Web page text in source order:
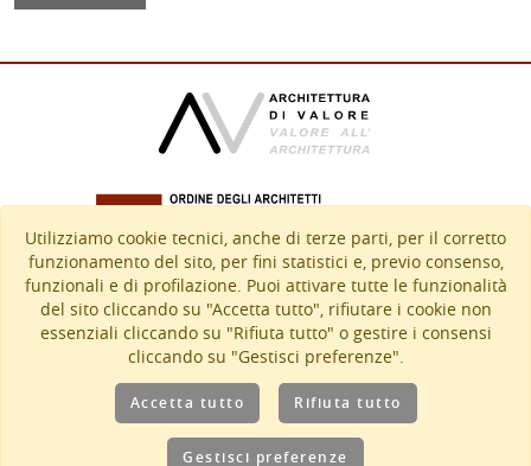
Via Montello, 4 – 61121 PESARO (PU)
Tel:+39 0721 370080
architetti@pesaro.archiworld.it-info@pesaro.archiworld.it
P.E.C.:oappc.pesaro-urbino@archiworldpec.it
Privacy Policy&Cookie Policy(gestisci preferenze
Utilizziamo cookie tecnici, anche di terze parti, per il corretto
funzionamento del sito, per fini statistici e, previo consenso,
funzionali e di profilazione. Puoi attivare tutte le funzionalità
del sito cliccando su "Accetta tutto", rifiutare i cookie non
essenziali cliccando su "Rifiuta tutto" o gestire i consensi
cliccando su "Gestisci preferenze".
Accetta tutto Rifiuta tutto
Gestisci preferenze